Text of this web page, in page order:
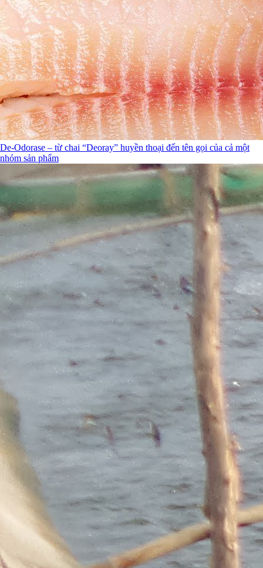
De-Odorase – từ chai “Deoray” huyền thoại đến tên gọi của cả một
nhóm sản phẩm